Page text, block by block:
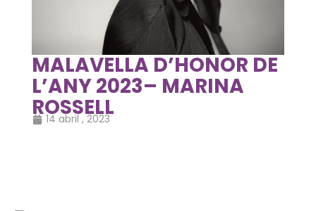
MALAVELLA D’HONOR DE
L’ANY 2023– MARINA
ROSSELL
14 abril , 2023